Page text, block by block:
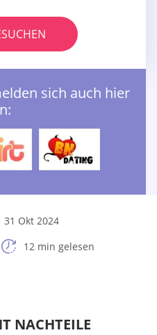
sich auch hier
31 Okt 2024
12 min gelesen
NACHTEILE